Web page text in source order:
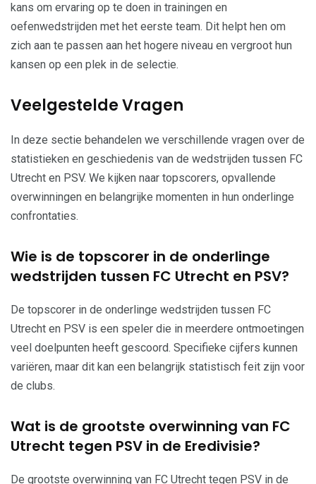
kans om ervaring op te doen in trainingen en
oefenwedstrijden met het eerste team. Dit helpt hen om
zich aan te passen aan het hogere niveau en vergroot hun
kansen op een plek in de selectie.
Veelgestelde Vragen
In deze sectie behandelen we verschillende vragen over de
statistieken en geschiedenis van de wedstrijden tussen FC
Utrecht en PSV. We kijken naar topscorers, opvallende
overwinningen en belangrijke momenten in hun onderlinge
confrontaties.
Wie is de topscorer in de onderlinge
wedstrijden tussen FC Utrecht en PSV?
De topscorer in de onderlinge wedstrijden tussen FC
Utrecht en PSV is een speler die in meerdere ontmoetingen
veel doelpunten heeft gescoord. Specifieke cijfers kunnen
variëren, maar dit kan een belangrijk statistisch feit zijn voor
de clubs.
Wat is de grootste overwinning van FC
Utrecht tegen PSV in de Eredivisie?
De grootste overwinning van FC Utrecht tegen PSV in de